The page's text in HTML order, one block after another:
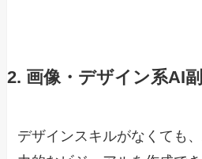
2. 画像・デザイン系AI
デザインスキルがなくても